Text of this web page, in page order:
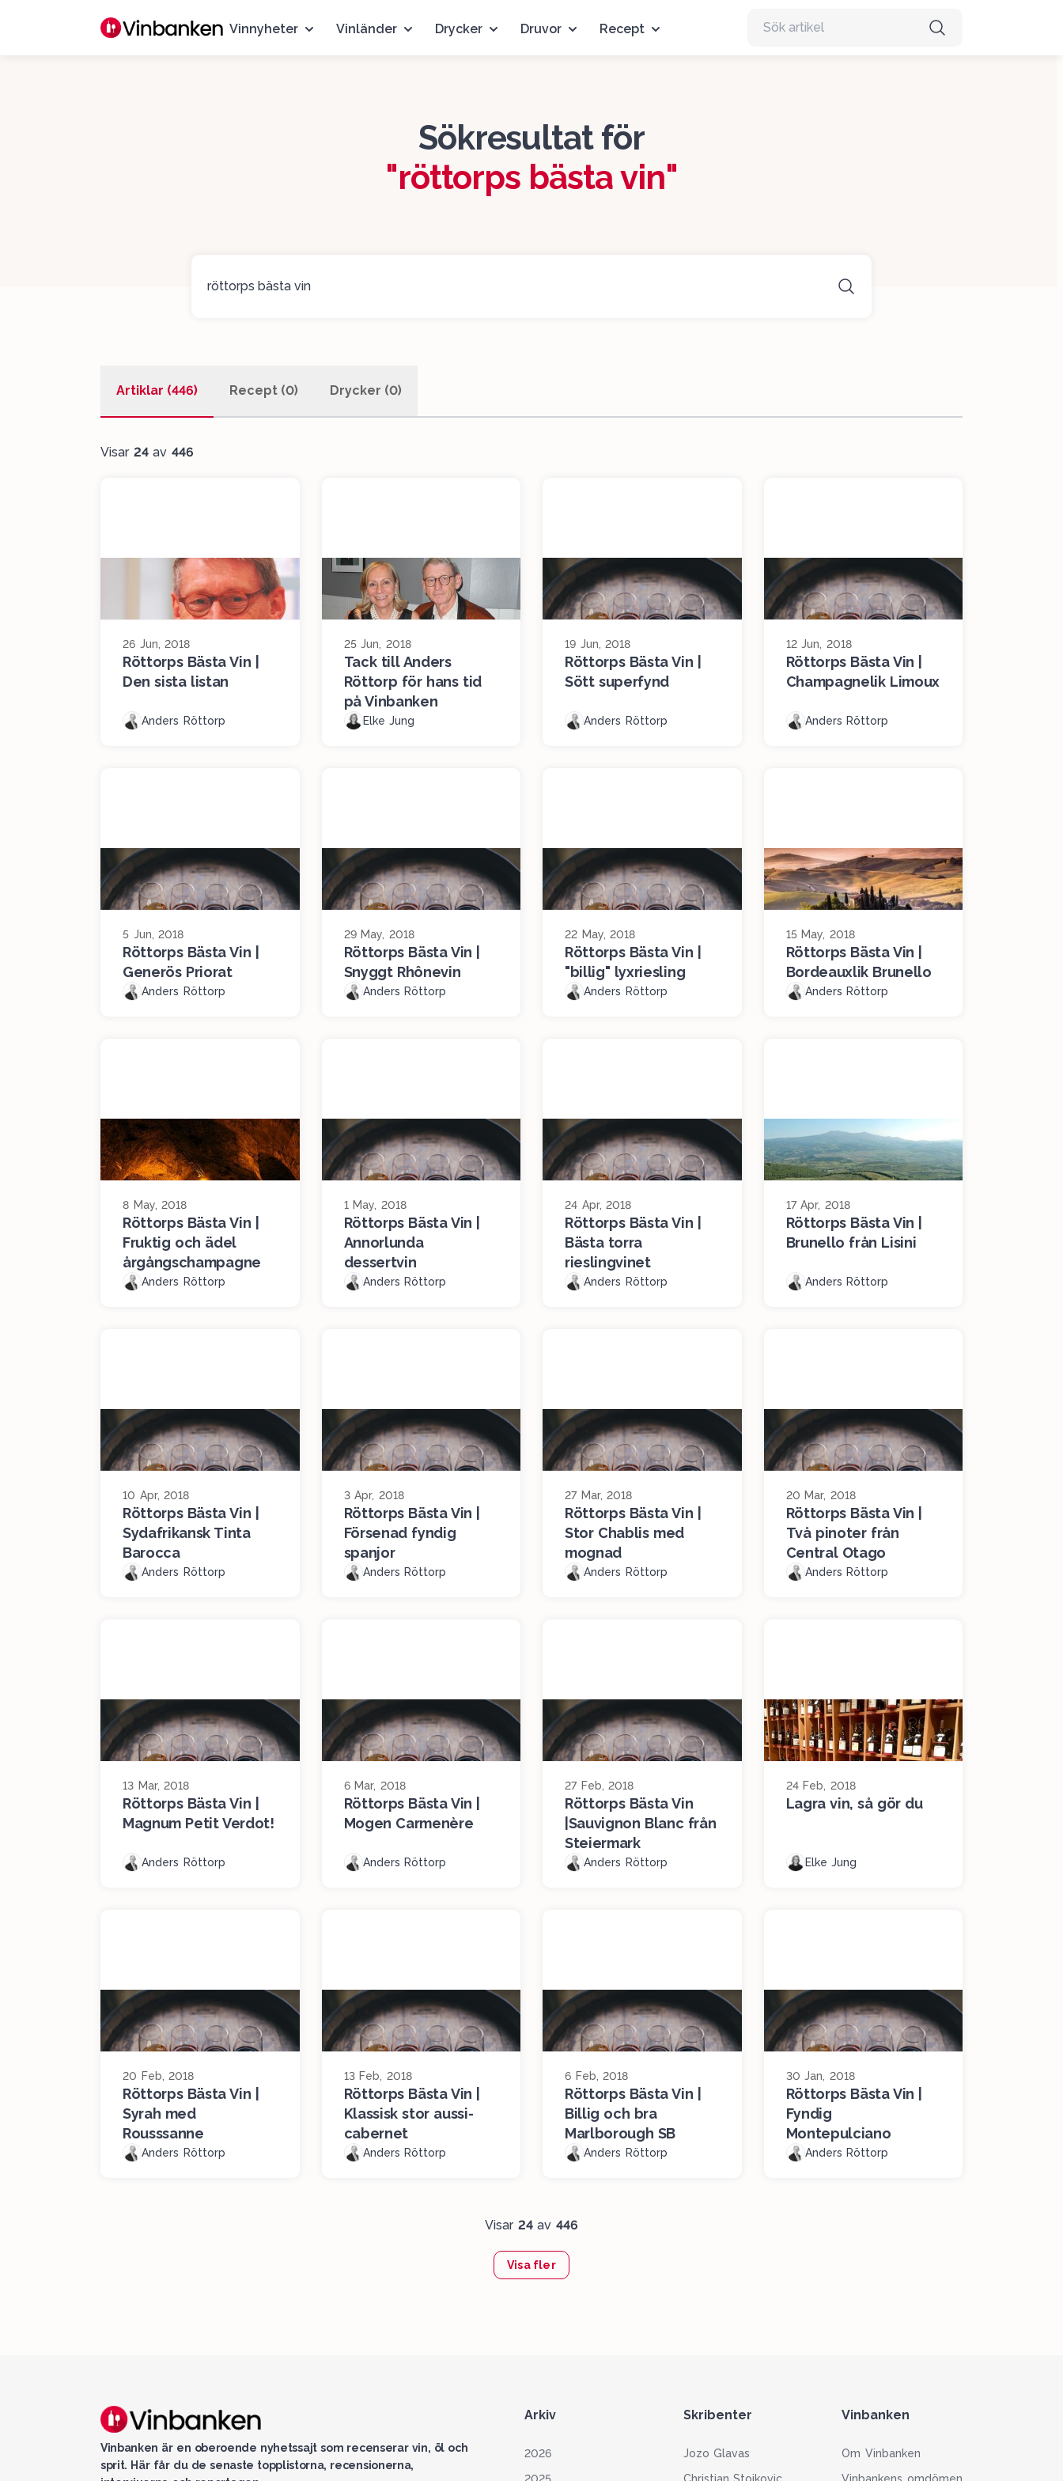
Vinnyheter Vinländer Drycker Druvor Recept
Sökresultat för
"röttorps bästa vin"
Artiklar (446) Recept (0) Drycker (0)
Visar 24av 446
26 Jun, 2018
Röttorps Bästa Vin |
Den sista listan
Anders Röttorp
25 Jun, 2018
Tack till Anders
Röttorp för hans tid
på Vinbanken
Elke Jung
19 Jun, 2018
Röttorps Bästa Vin |
Sött superfynd
Anders Röttorp
12 Jun, 2018
Röttorps Bästa Vin |
Champagnelik Limoux
Anders Röttorp
5 Jun, 2018
Röttorps Bästa Vin |
Generös Priorat
Anders Röttorp
29 May, 2018
Röttorps Bästa Vin |
Snyggt Rhônevin
Anders Röttorp
22 May, 2018
Röttorps Bästa Vin |
"billig" lyxriesling
Anders Röttorp
15 May, 2018
Röttorps Bästa Vin |
Bordeauxlik Brunello
Anders Röttorp
8 May, 2018
Röttorps Bästa Vin |
Fruktig och ädel
årgångschampagne
Anders Röttorp
1 May, 2018
Röttorps Bästa Vin |
Annorlunda
dessertvin
Anders Röttorp
24 Apr, 2018
Röttorps Bästa Vin |
Bästa torra
rieslingvinet
Anders Röttorp
17 Apr, 2018
Röttorps Bästa Vin |
Brunello från Lisini
Anders Röttorp
10 Apr, 2018
Röttorps Bästa Vin |
Sydafrikansk Tinta
Barocca
Anders Röttorp
3 Apr, 2018
Röttorps Bästa Vin |
Försenad fyndig
spanjor
Anders Röttorp
27 Mar, 2018
Röttorps Bästa Vin |
Stor Chablis med
mognad
Anders Röttorp
20 Mar, 2018
Röttorps Bästa Vin |
Två pinoter från
Central Otago
Anders Röttorp
13 Mar, 2018
Röttorps Bästa Vin |
Magnum Petit Verdot!
Anders Röttorp
6 Mar, 2018
Röttorps Bästa Vin |
Mogen Carmenère
Anders Röttorp
27 Feb, 2018
Röttorps Bästa Vin
|Sauvignon Blanc från
Steiermark
Anders Röttorp
24 Feb, 2018
Lagra vin, så gör du
Elke Jung
20 Feb, 2018
Röttorps Bästa Vin |
Syrah med
Rousssanne
Anders Röttorp
13 Feb, 2018
Röttorps Bästa Vin |
Klassisk stor aussi-
cabernet
Anders Röttorp
6 Feb, 2018
Röttorps Bästa Vin |
Billig och bra
Marlborough SB
Anders Röttorp
30 Jan, 2018
Röttorps Bästa Vin |
Fyndig
Montepulciano
Anders Röttorp
Visar 24av 446
Visa fler
Vinbanken är en oberoende nyhetssajt som recenserar vin, öl och
sprit. Här får du de senaste topplistorna, recensionerna,
Arkiv
2026
Skribenter
Jozo Glavas
Vinbanken
Om Vinbanken